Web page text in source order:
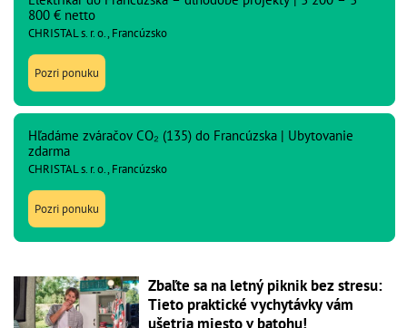
800 € netto
CHRISTAL s. r. o., Francúzsko
Pozri ponuku
Hľadáme zváračov CO₂ (135) do Francúzska | Ubytovanie
zdarma
CHRISTAL s. r. o., Francúzsko
Pozri ponuku
Zbaľte sa na letný piknik bez stresu:
Tieto praktické vychytávky vám
ušetria miesto v batohu!